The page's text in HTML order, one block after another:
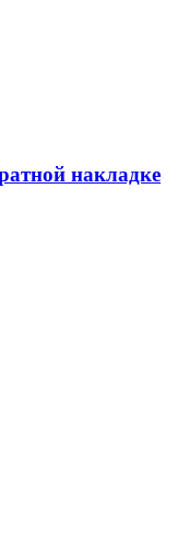
накладке